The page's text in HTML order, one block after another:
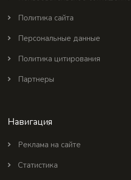
Политика сайта
Персональные данные
Политика цитирования
Партнеры
Навигация
Реклама на сайте
Статистика